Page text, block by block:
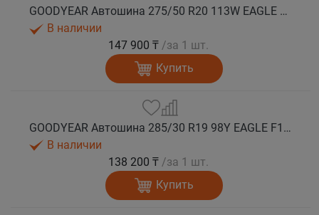
GOODYEAR Автошина 275/50 R20 113W EAGLE F1 ASYMMETRIC 6 XL FP EV-Ready лето
В наличии
147 900 ₸ /за 1 шт.
Купить
GOODYEAR Автошина 285/30 R19 98Y EAGLE F1 ASYMMETRIC 6 XL FP лето
В наличии
138 200 ₸ /за 1 шт.
Купить